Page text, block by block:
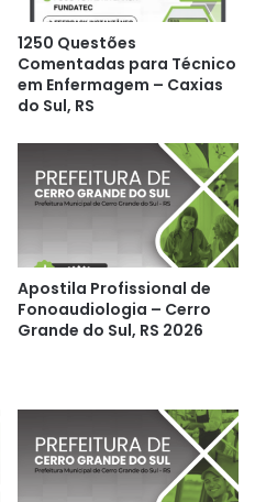
1250 Questões
Comentadas para Técnico
em Enfermagem – Caxias
do Sul, RS
Apostila Profissional de
Fonoaudiologia – Cerro
Grande do Sul, RS 2026